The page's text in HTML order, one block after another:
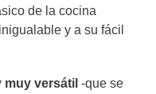
de la cocina
y a su fácil
muy versátil -que se